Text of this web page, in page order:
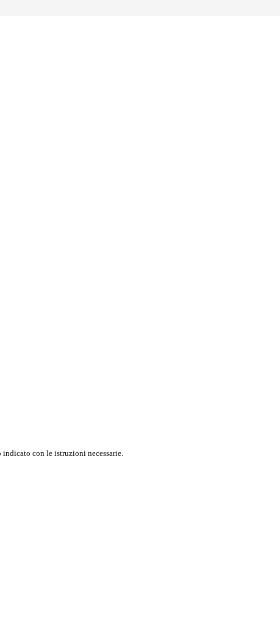
con le istruzioni necessarie.